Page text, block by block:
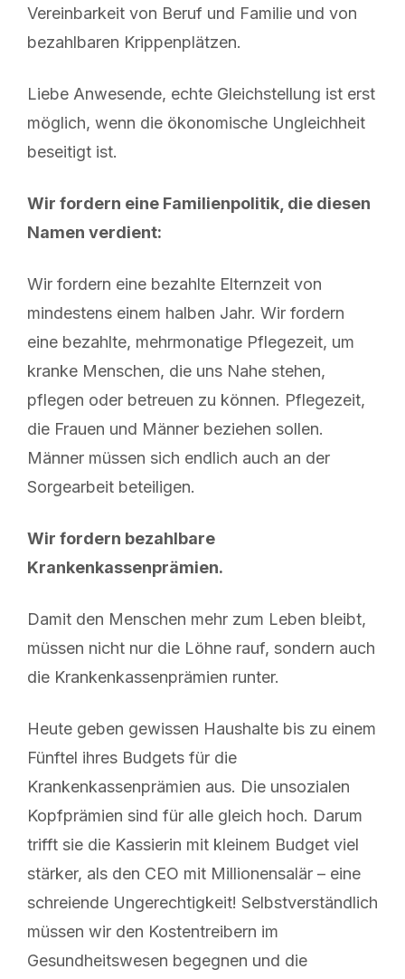
Vereinbarkeit von Beruf und Familie und von
bezahlbaren Krippenplätzen.
Liebe Anwesende, echte Gleichstellung ist erst
möglich, wenn die ökonomische Ungleichheit
beseitigt ist.
Wir fordern eine Familienpolitik, die diesen
Namen verdient:
Wir fordern eine bezahlte Elternzeit von
mindestens einem halben Jahr. Wir fordern
eine bezahlte, mehrmonatige Pflegezeit, um
kranke Menschen, die uns Nahe stehen,
pflegen oder betreuen zu können. Pflegezeit,
die Frauen und Männer beziehen sollen.
Männer müssen sich endlich auch an der
Sorgearbeit beteiligen.
Wir fordern bezahlbare
Krankenkassenprämien.
Damit den Menschen mehr zum Leben bleibt,
müssen nicht nur die Löhne rauf, sondern auch
die Krankenkassenprämien runter.
Heute geben gewissen Haushalte bis zu einem
Fünftel ihres Budgets für die
Krankenkassenprämien aus. Die unsozialen
Kopfprämien sind für alle gleich hoch. Darum
trifft sie die Kassierin mit kleinem Budget viel
stärker, als den CEO mit Millionensalär – eine
schreiende Ungerechtigkeit! Selbstverständlich
müssen wir den Kostentreibern im
Gesundheitswesen begegnen und die